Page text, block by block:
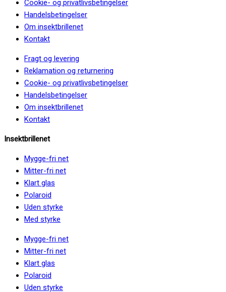
Cookie- og privatlivsbetingelser
Handelsbetingelser
Om insektbrillenet
Kontakt
Fragt og levering
Reklamation og returnering
Cookie- og privatlivsbetingelser
Handelsbetingelser
Om insektbrillenet
Kontakt
Insektbrillenet
Mygge-fri net
Mitter-fri net
Klart glas
Polaroid
Uden styrke
Med styrke
Mygge-fri net
Mitter-fri net
Klart glas
Polaroid
Uden styrke